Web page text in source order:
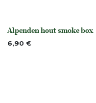
None
Alpenden hout smoke box
6,90 €